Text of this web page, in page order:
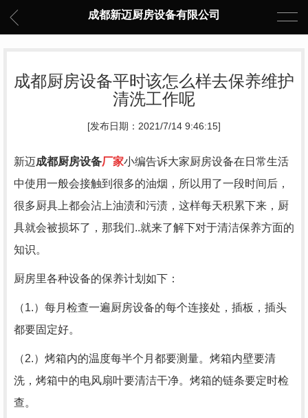
成都新迈厨房设备有限公司
成都厨房设备平时该怎么样去保养维护
清洗工作呢
[发布日期：2021/7/14 9:46:15]
新迈成都厨房设备厂家小编告诉大家厨房设备在日常生活
中使用一般会接触到很多的油烟，所以用了一段时间后，
很多厨具上都会沾上油渍和污渍，这样每天积累下来，厨
具就会被损坏了，那我们..就来了解下对于清洁保养方面的
知识。
厨房里各种设备的保养计划如下：
（1.）每月检查一遍厨房设备的每个连接处，插板，插头
都要固定好。
（2.）烤箱内的温度每半个月都要测量。烤箱内壁要清
洗，烤箱中的电风扇叶要清洁干净。烤箱的链条要定时检
查。